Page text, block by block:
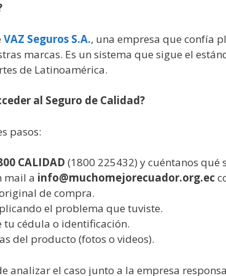
VAZ Seguros S.A., una empresa que confía
marcas. Es un sistema que sigue el
de Latinoamérica.
al Seguro de Calidad?
pasos:
CALIDAD (1800 225432) y cuéntanos qué
mail a info@muchomejorecuador.org.ec
de compra.
el problema que tuviste.
tu cédula o identificación.
del producto (fotos o videos).
analizar el caso junto a la empresa